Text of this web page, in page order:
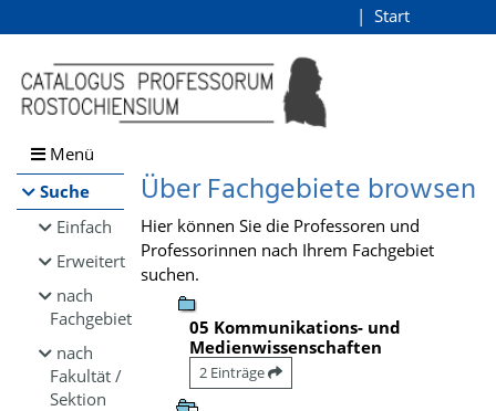
Browsen
direkt zum Inhalt
Start
Menü
Suche
Einfach
Erweitert
nach
Fachgebiet
nach
Fakultät /
Sektion
Über Fachgebiete browsen
Hier können Sie die Professoren und
Professorinnen nach Ihrem Fachgebiet
suchen.
05 Kommunikations- und
Medienwissenschaften
2 Einträge